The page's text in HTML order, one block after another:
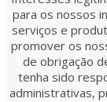
para os nossos
serviços e
promover os
de obrigação
tenha sido
administrativas,